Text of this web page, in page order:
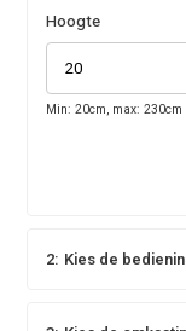
Hoogte
Min: 20cm, max: 230cm
2: Kies de